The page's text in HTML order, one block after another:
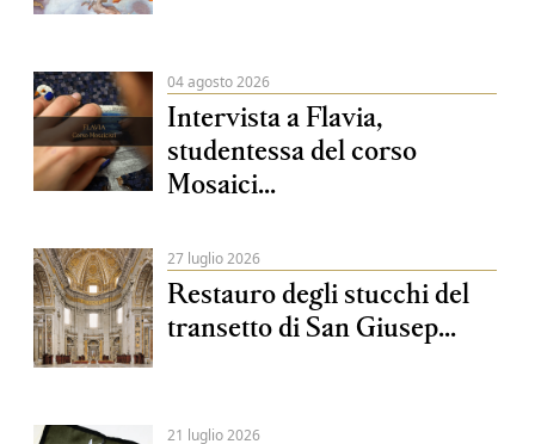
04 agosto 2026
Intervista a Flavia,
studentessa del corso
Mosaici...
27 luglio 2026
Restauro degli stucchi del
transetto di San Giusep...
21 luglio 2026